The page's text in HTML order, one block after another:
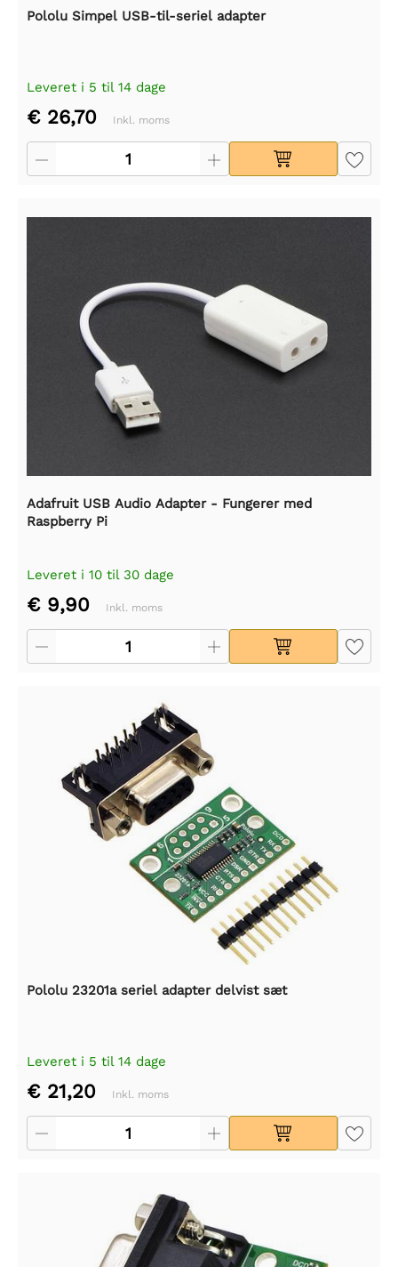
Pololu Simpel USB-til-seriel adapter
Leveret i 5 til 14 dage
€ 26,70 Inkl. moms
Adafruit USB Audio Adapter - Fungerer med
Raspberry Pi
Leveret i 10 til 30 dage
€ 9,90 Inkl. moms
Pololu 23201a seriel adapter delvist sæt
Leveret i 5 til 14 dage
€ 21,20 Inkl. moms